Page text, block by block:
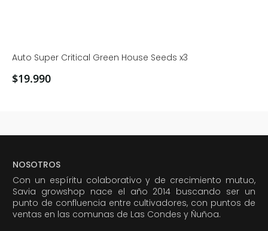
Auto Super Critical Green House Seeds x3
$19.990
NOSOTROS
Con un espíritu colaborativo y de crecimiento mutuo,
Savia growshop nace el año 2014 buscando ser un
punto de confluencia entre cultivadores, con puntos de
ventas en las comunas de Las Condes y Ñuñoa.